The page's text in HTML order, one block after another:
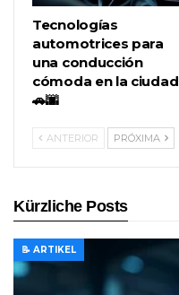
Tecnologías
automotrices para
una conducción
cómoda en la ciudad
🚗🌆
ANTERIOR PRÓXIMA
Kürzliche Posts
📝 ARTIKEL